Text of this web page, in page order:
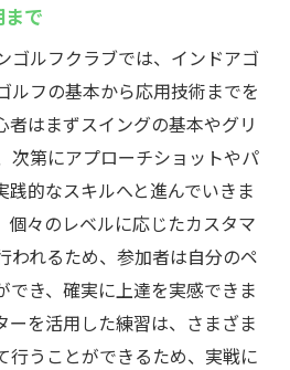
で
ゴルフクラブでは、インドアゴ
ルフの基本から応用技術までを
者はまずスイングの基本やグリ
次第にアプローチショットやパ
践的なスキルへと進んでいきま
個々のレベルに応じたカスタマ
われるため、参加者は自分のペ
でき、確実に上達を実感できま
ーを活用した練習は、さまざま
行うことができるため、実戦に